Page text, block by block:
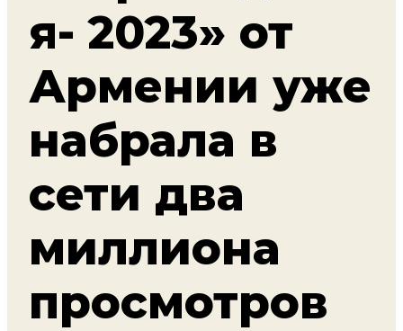
я- 2023» от
Армении уже
набрала в
сети два
миллиона
просмотров